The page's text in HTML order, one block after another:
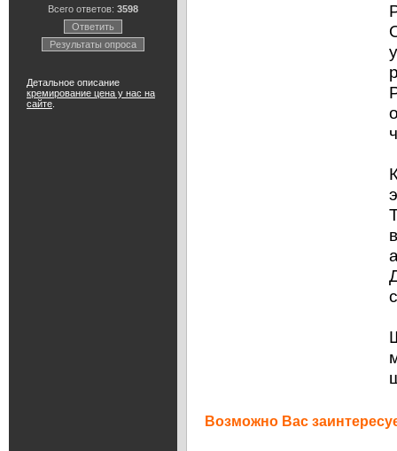
Всего ответов: 3598
Ответить
Результаты опроса
Детальное описание
кремирование цена у нас на
сайте
Возможно Вас